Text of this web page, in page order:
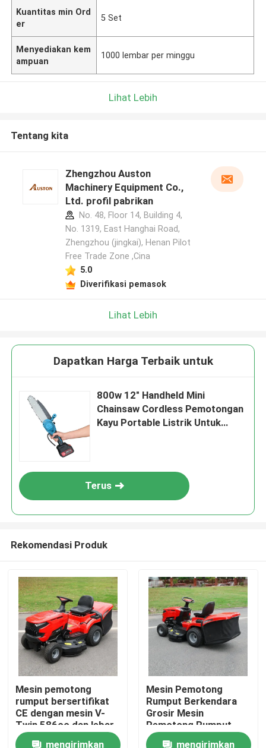
Tinggalkan pesan
Kami akan segera menghubungi Anda
kembali!
Kirimkan
Rumah
Produk
video
Kuantitas min Ord
er
5 Set
Menyediakan kem
ampuan
1000 lembar per minggu
Lihat Lebih
Tentang kita
Zhengzhou Auston
Machinery Equipment Co.,
Ltd. profil pabrikan
No. 48, Floor 14, Building 4,
No. 1319, East Hanghai Road,
Zhengzhou (jingkai), Henan Pilot
Free Trade Zone ,Cina
5.0
Diverifikasi pemasok
Lihat Lebih
Dapatkan Harga Terbaik untuk
800w 12" Handheld Mini
Chainsaw Cordless Pemotongan
Kayu Portable Listrik Untuk
Terus
Rekomendasi Produk
Mesin pemotong
rumput bersertifikat
CE dengan mesin V-
Twin 586cc dan lebar
pemotongan 40,2 inci
mengirimkan
Mesin Pemotong
Rumput Berkendara
Grosir Mesin
Pemotong Rumput
Bensin Berkendara
mengirimkan